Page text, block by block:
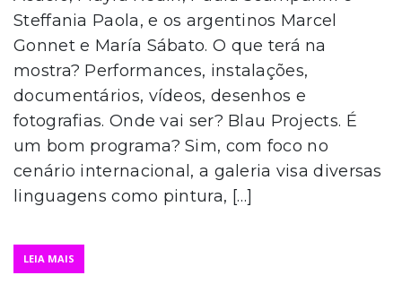
Steffania Paola, e os argentinos Marcel
Gonnet e María Sábato. O que terá na
mostra? Performances, instalações,
documentários, vídeos, desenhos e
fotografias. Onde vai ser? Blau Projects. É
um bom programa? Sim, com foco no
cenário internacional, a galeria visa diversas
linguagens como pintura, […]
LEIA MAIS